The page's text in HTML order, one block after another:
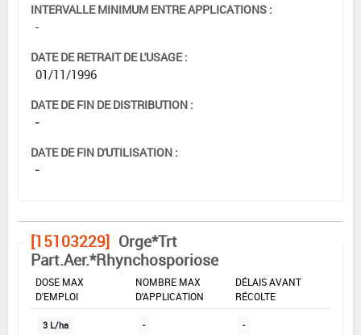
INTERVALLE MINIMUM ENTRE APPLICATIONS :
-
DATE DE RETRAIT DE L'USAGE :
01/11/1996
DATE DE FIN DE DISTRIBUTION :
-
DATE DE FIN D'UTILISATION :
-
[15103229] Orge*Trt
Part.Aer.*Rhynchosporiose
DOSE MAX
D'EMPLOI
NOMBRE MAX
D'APPLICATION
DÉLAIS AVANT
RÉCOLTE
3 L/ha - -